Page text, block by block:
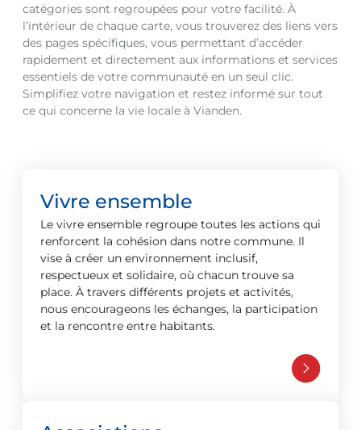
catégories sont regroupées pour votre facilité. À
l’intérieur de chaque carte, vous trouverez des liens vers
des pages spécifiques, vous permettant d’accéder
rapidement et directement aux informations et services
essentiels de votre communauté en un seul clic.
Simplifiez votre navigation et restez informé sur tout
ce qui concerne la vie locale à Vianden.
Vivre ensemble
Le vivre ensemble regroupe toutes les actions qui
renforcent la cohésion dans notre commune. Il
vise à créer un environnement inclusif,
respectueux et solidaire, où chacun trouve sa
place. À travers différents projets et activités,
nous encourageons les échanges, la participation
et la rencontre entre habitants.